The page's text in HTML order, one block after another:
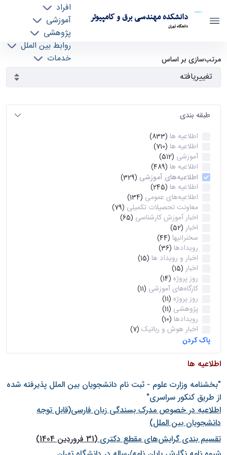
دانشکده مهندسی برق و کامپیوتر
دانشگاه تهران
افراد
آموزشی
پژوهشی
روابط بین الملل
خدمات
آرشیو اطلاعیه ها - ece- دانشکده مهندسی برق و
کامپیوتر
مرتب‌سازی بر اساس
طبقه بندی
اطلاعیه ها (833)
اطلاعیه ها (710)
آموزشی (512)
اطلاعیه ها (489)
اطلاعیه‌های‌ آموزشی (329)
اطلاعیه ها (245)
اطلاعیه‌های عمومی (134)
معاونت تحصیلات تکمیلی (79)
اخبار آموزش کارشناسی (65)
اخبار (52)
سخنرانیها (44)
رویدادها (36)
اخبار و رویداد ها (15)
اخبار (15)
روز پروژه (14)
کارگاه‌های آموزشی (11)
روز پروژه (11)
پژوهشی (11)
رویدادها (10)
اخبار هوش و رباتیک (7)
پاک کردن
اطلاعیه ها
"بخشنامه وزارت علوم - ثبت نام دانشجويان بين الملل پذيرفته شده
از طريق كنكور سراسری"
اطلاعیه در خصوص مدرک بسندگی زبان فارسی(قابل توجه
دانشجویان بین الملل)
تقسیم بندی گرایش‌های مقطع دکتری(31 فروردین 1404)